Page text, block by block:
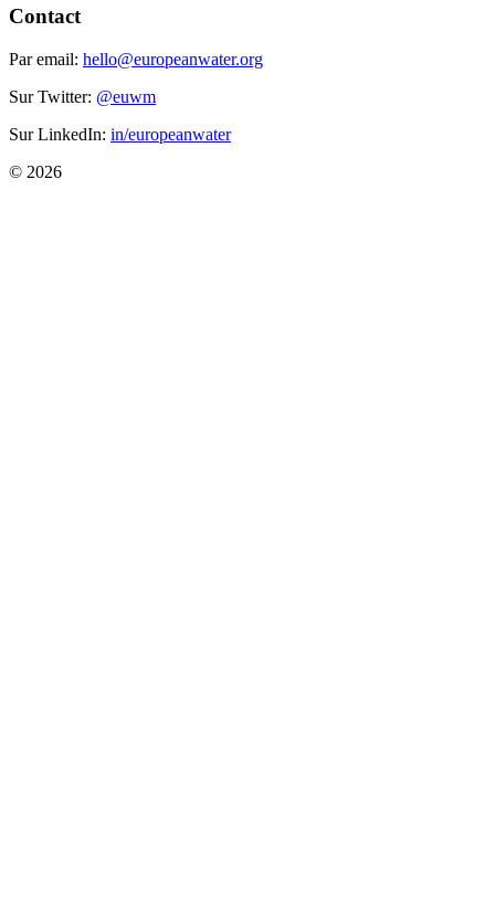
Contact
Par email: hello@europeanwater.org
Sur Twitter: @euwm
Sur LinkedIn: in/europeanwater
© 2026